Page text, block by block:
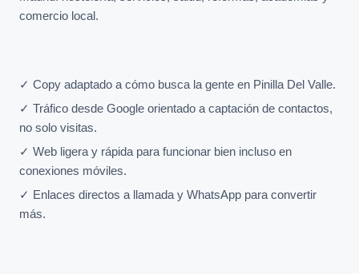
comercio local.
✓ Copy adaptado a cómo busca la gente en Pinilla Del Valle.
✓ Tráfico desde Google orientado a captación de contactos,
no solo visitas.
✓ Web ligera y rápida para funcionar bien incluso en
conexiones móviles.
✓ Enlaces directos a llamada y WhatsApp para convertir
más.